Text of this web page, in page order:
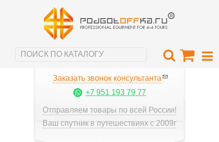
Заказать звонок консультанта
+7 951 193 79 77
Отправляем товары по всей России!
Ваш спутник в путешествиях с 2009г